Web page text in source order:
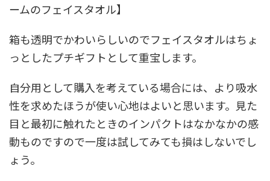
ームのフェイスタオル】
箱も透明でかわいらしいのでフェイスタオルはちょ
っとしたプチギフトとして重宝します。
自分用として購入を考えている場合には、より吸水
性を求めたほうが使い心地はよいと思います。見た
目と最初に触れたときのインパクトはなかなかの感
動ものですので一度は試してみても損はしないでし
ょう。